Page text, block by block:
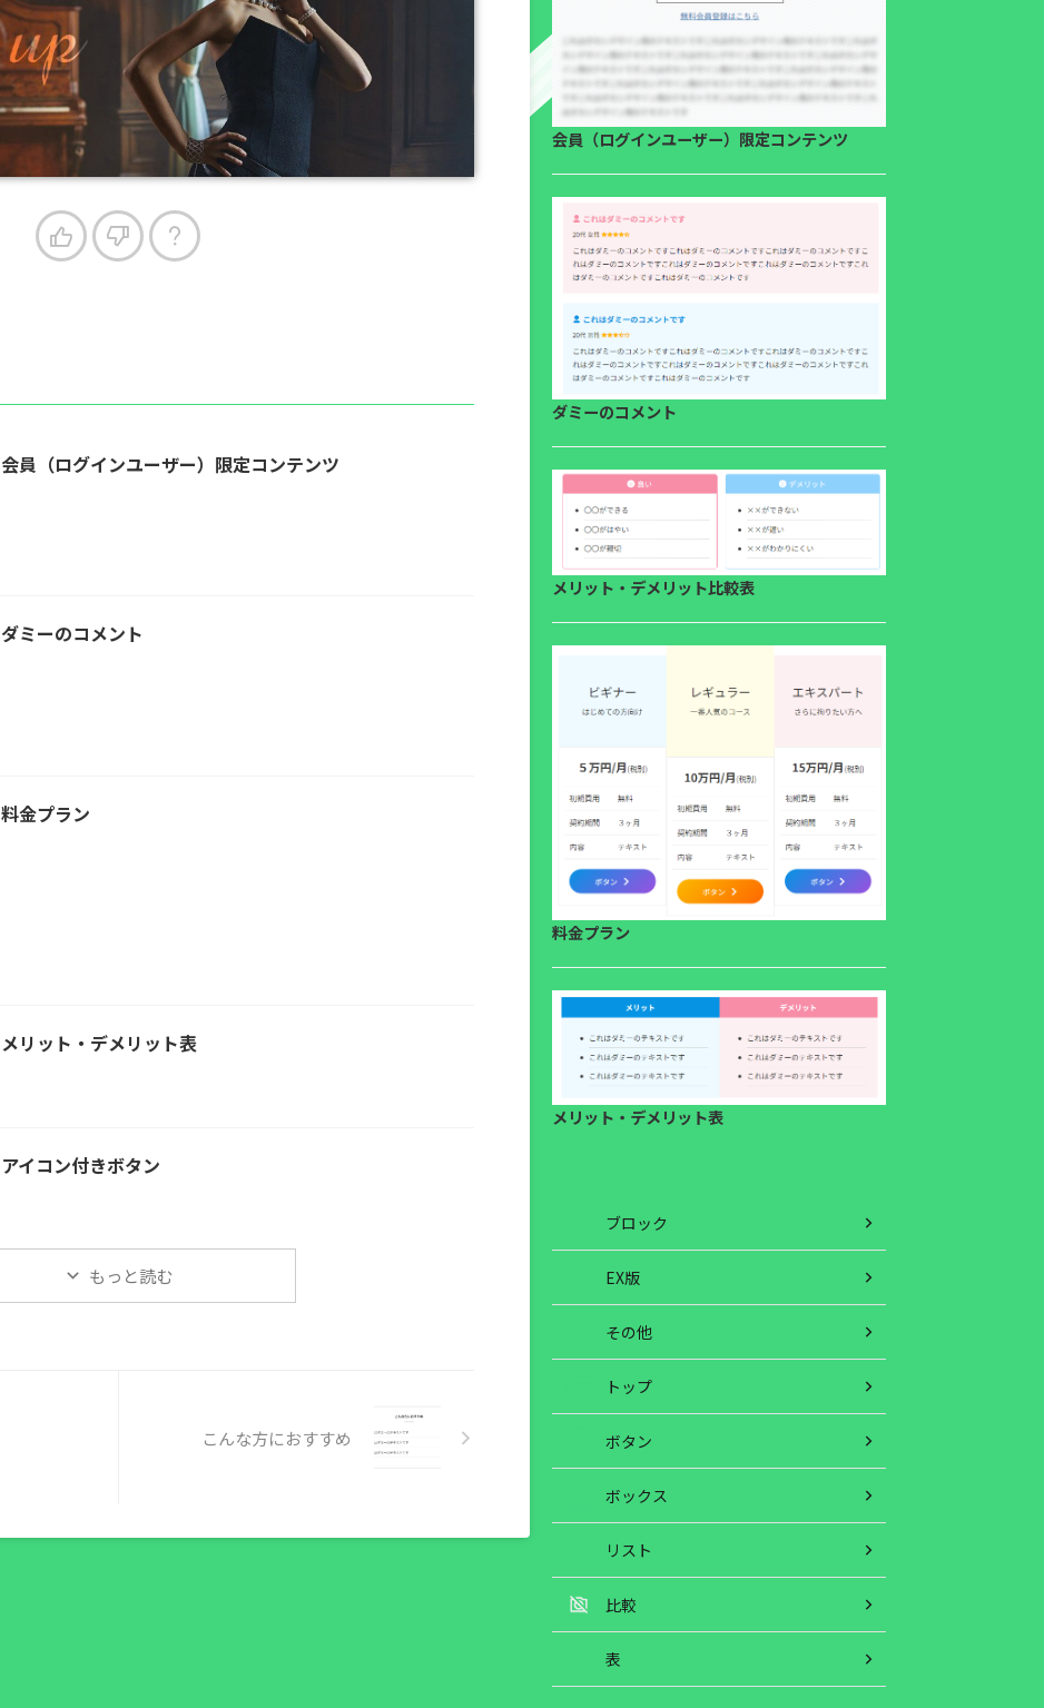
会員（ログインユーザー）限定コンテンツ
ダミーのコメント
料金プラン
メリット・デメリット表
アイコン付きボタン
もっと読む
こんな方におすすめ
会員（ログインユーザー）限定コンテンツ
ダミーのコメント
メリット・デメリット比較表
料金プラン
メリット・デメリット表
ブロック
EX版
その他
トップ
ボタン
ボックス
リスト
比較
表